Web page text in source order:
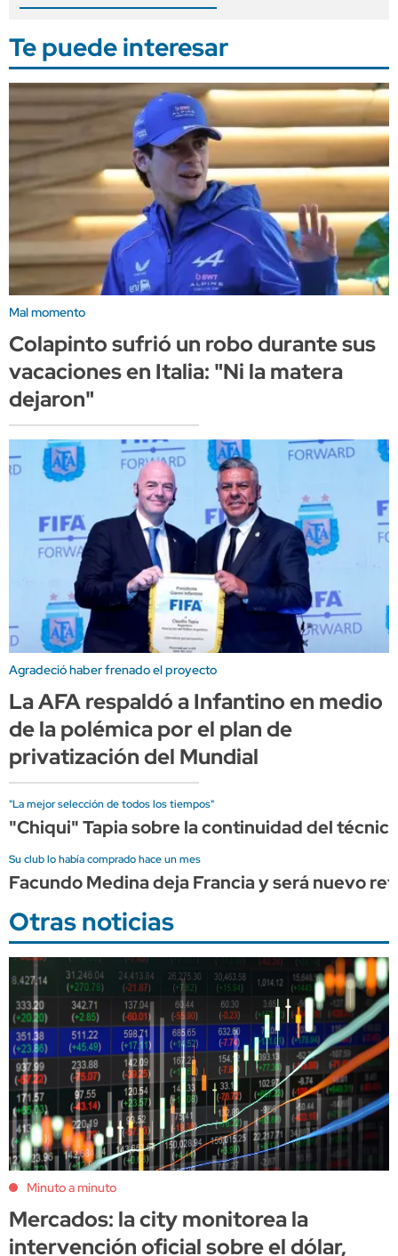
Te puede interesar
Mal momento
Colapinto sufrió un robo durante sus
vacaciones en Italia: "Ni la matera
dejaron"
Agradeció haber frenado el proyecto
La AFA respaldó a Infantino en medio
de la polémica por el plan de
privatización del Mundial
"La mejor selección de todos los tiempos"
"Chiqui" Tapia sobre la continuidad del
Su club lo había comprado hace un mes
Facundo Medina deja Francia y será nuevo
Otras noticias
Minuto a minuto
Mercados: la city monitorea la
intervención oficial sobre el dólar,